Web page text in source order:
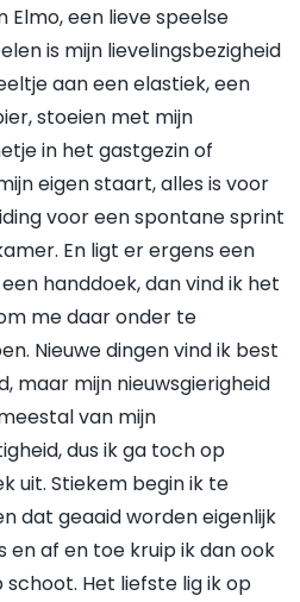
Elmo, een lieve speelse
is mijn lievelingsbezigheid
aan een elastiek, een
stoeien met mijn
in het gastgezin of
eigen staart, alles is voor
voor een spontane sprint
En ligt er ergens een
handdoek, dan vind ik het
me daar onder te
Nieuwe dingen vind ik best
maar mijn nieuwsgierigheid
van mijn
dus ik ga toch op
uit. Stiekem begin ik te
dat geaaid worden eigenlijk
en af en toe kruip ik dan ook
schoot. Het liefste lig ik op